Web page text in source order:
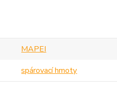
MAPEI
spárovací hmoty